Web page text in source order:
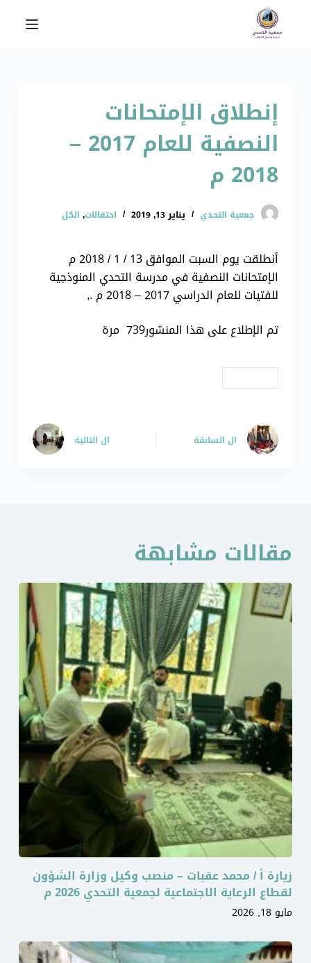
إنطلاق الإمتحانات
النصفية للعام 2017 –
2018 م
جمعية التحدي يناير 13, 2019 احتفالات, الكل
أنطلقت يوم السبت الموافق 13 / 1 / 2018 م
الإمتحانات النصفية في مدرسة التحدي المنوذجية
للفتيات للعام الدراسي 2017 – 2018 م .,
تم الإطلاع على هذا المنشور739 مرة
الالسابقة ال التالية
مقالات مشابهة
زيارة أ / محمد عقبات – منصب وكيل وزارة الشؤون
لقطاع الرعاية الاجتماعية لجمعية التحدي 2026 م
مايو 18, 2026